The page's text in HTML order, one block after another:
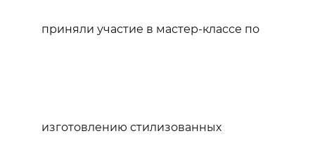
приняли участие в мастер-классе по
изготовлению стилизованных